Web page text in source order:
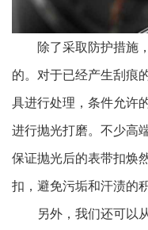
除了采取防护措施
的。对于已经产生刮痕
具进行处理，条件允许
进行抛光打磨。不少高
保证抛光后的表带扣焕
扣，避免污垢和汗渍的
另外，我们还可以